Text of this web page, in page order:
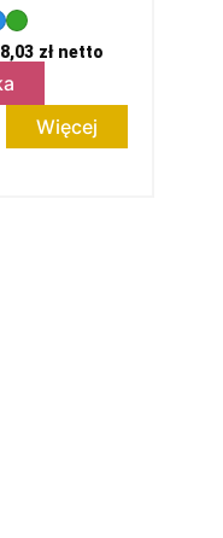
złnetto
Więcej